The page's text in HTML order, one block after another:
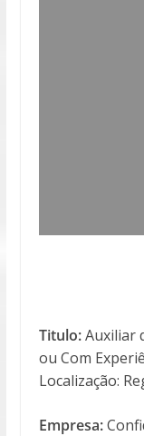
Titulo:Auxiliar
ou Com
Localização:
Empresa: